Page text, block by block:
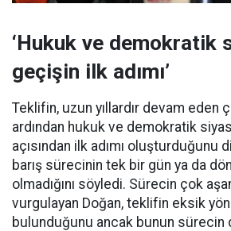
‘Hukuk ve demokratik
geçişin ilk adımı’
Teklifin, uzun yıllardır devam eden
ardından hukuk ve demokratik
açısından ilk adımı oluşturduğunu
barış sürecinin tek bir gün ya da
olmadığını söyledi. Sürecin çok
vurgulayan Doğan, teklifin eksik
bulunduğunu ancak bunun sürecin